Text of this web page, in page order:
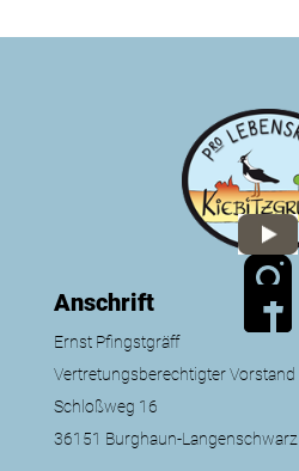
Anschrift
Ernst Pfingstgräff
Vertretungsberechtigter Vorstand
Schloßweg 16
36151 Burghaun-Langenschwarz